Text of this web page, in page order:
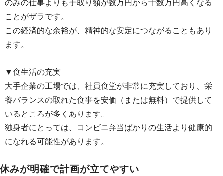
のみの仕事よりも手取り額が数万円から十数万円高くなる
ことがザラです。
この経済的な余裕が、精神的な安定につながることもあり
ます。
▼食生活の充実
大手企業の工場では、社員食堂が非常に充実しており、栄
養バランスの取れた食事を安価（または無料）で提供して
いるところが多くあります。
独身者にとっては、コンビニ弁当ばかりの生活より健康的
になれる可能性があります。
休みが明確で計画が立てやすい